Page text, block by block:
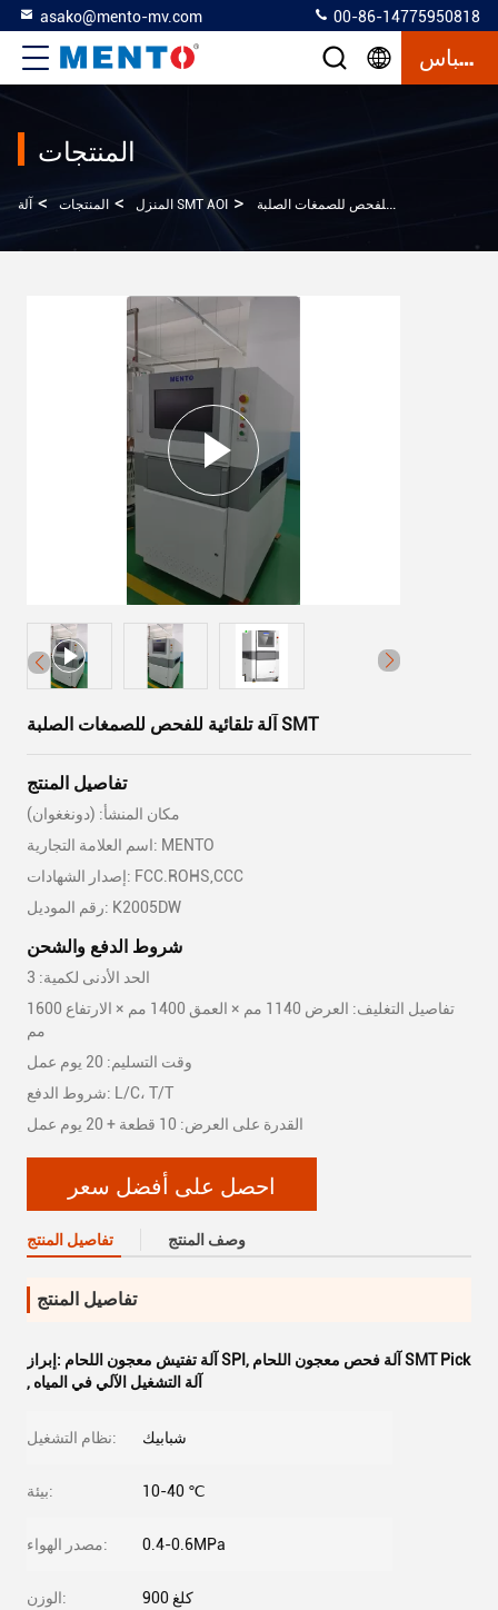
asako@mento-mv.com 00-86-14775950818
إقتباس
المنتجات
المنزل > المنتجات > آلة SMT AOI >
آلة تلقائية للفحص للصمغات الصلبة SMT
تفاصيل المنتج
مكان المنشأ: (دونغغوان)
اسم العلامة التجارية: MENTO
إصدار الشهادات: FCC.ROHS,CCC
رقم الموديل: K2005DW
شروط الدفع والشحن
الحد الأدنى لكمية: 3
تفاصيل التغليف: العرض 1140 مم × العمق 1400 مم × الارتفاع 1600
مم
وقت التسليم: 20 يوم عمل
شروط الدفع: L/C، T/T
القدرة على العرض: 10 قطعة + 20 يوم عمل
احصل على أفضل سعر
تفاصيل المنتج وصف المنتج
تفاصيل المنتج
إبراز: آلة تفتيش معجون اللحام SPI ,
آلة فحص معجون اللحام SMT Pick
, آلة التشغيل الآلي في المياه
نظام التشغيل: شبابيك
بيئة: 10-40 ℃
مصدر الهواء: 0.4-0.6MPa
الوزن: 900 كلغ